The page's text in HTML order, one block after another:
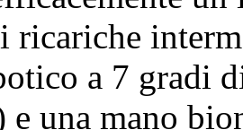
ricariche
a 7 gradi
e una mano